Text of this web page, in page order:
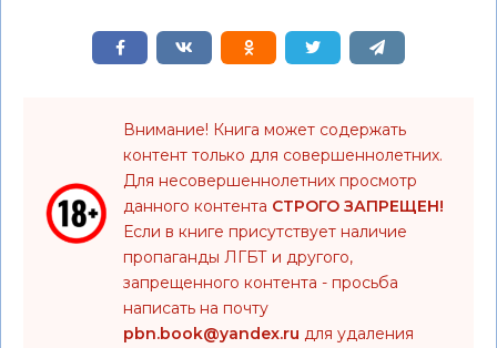
Внимание! Книга может содержать
контент только для совершеннолетних.
Для несовершеннолетних просмотр
данного контента СТРОГО ЗАПРЕЩЕН!
Если в книге присутствует наличие
пропаганды ЛГБТ и другого,
запрещенного контента - просьба
написать на почту
pbn.book@yandex.ru для удаления